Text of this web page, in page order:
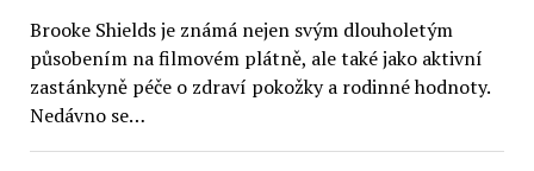
Brooke Shields je známá nejen svým dlouholetým
působením na filmovém plátně, ale také jako aktivní
zastánkyně péče o zdraví pokožky a rodinné hodnoty.
Nedávno se…